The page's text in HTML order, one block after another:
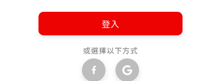
登入
或選擇以下方式